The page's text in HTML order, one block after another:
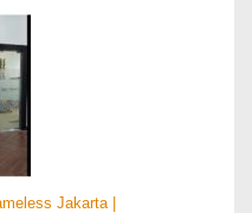
Jakarta |